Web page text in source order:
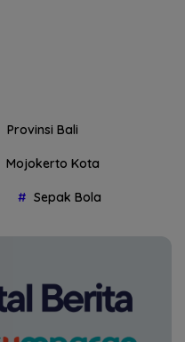
Provinsi Bali
Mojokerto Kota
Sepak Bola